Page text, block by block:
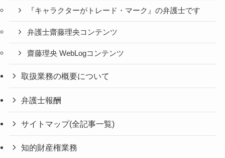
『キャラクターがトレード・マーク』の弁護士です
弁護士齋藤理央コンテンツ
齋藤理央 WebLogコンテンツ
取扱業務の概要について
弁護士報酬
サイトマップ(全記事一覧)
知的財産権業務